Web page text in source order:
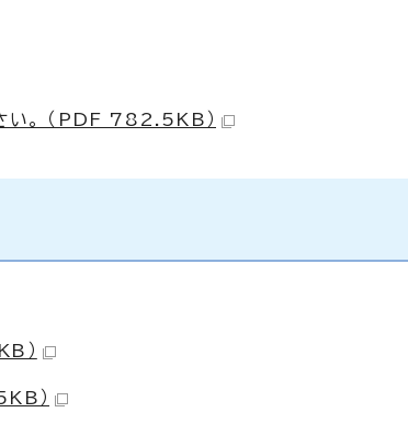
い。 （PDF 782.5KB）
）
）